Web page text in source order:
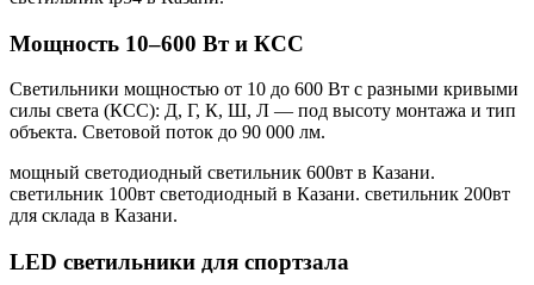
Мощность 10–600 Вт и КСС
Светильники мощностью от 10 до 600 Вт с разными кривыми
силы света (КСС): Д, Г, К, Ш, Л — под высоту монтажа и тип
объекта. Световой поток до 90 000 лм.
мощный светодиодный светильник 600вт в Казани.
светильник 100вт светодиодный в Казани. светильник 200вт
для склада в Казани.
LED светильники для спортзала